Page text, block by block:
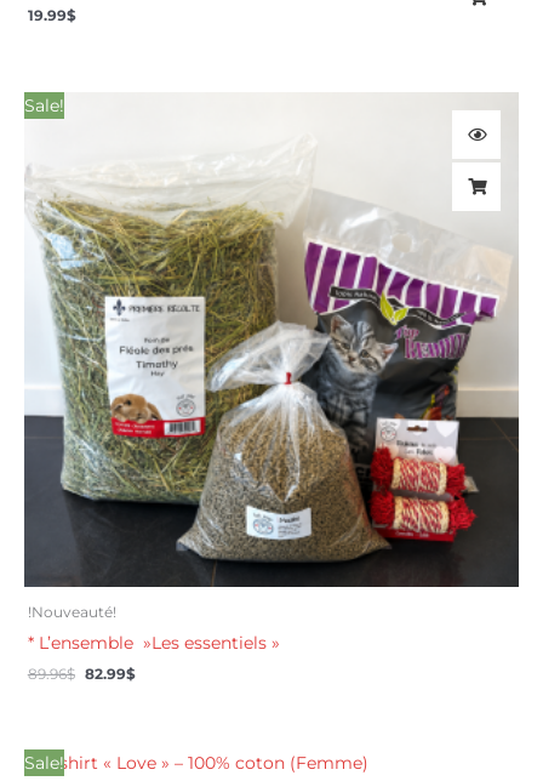
19.99$
Sale!
!Nouveauté!
* L’ensemble »Les essentiels »
89.96$
89.96$.
82.99$
82.99$.
Sale!
Le
Le